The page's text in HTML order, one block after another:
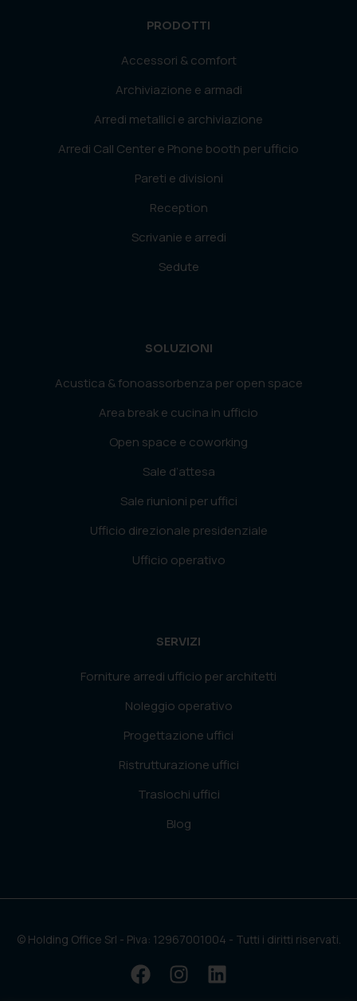
PRODOTTI
Accessori & comfort
Archiviazione e armadi
Arredi metallici e archiviazione
Arredi Call Center e Phone booth per ufficio
Pareti e divisioni
Reception
Scrivanie e arredi
Sedute
SOLUZIONI
Acustica & fonoassorbenza per open space
Area break e cucina in ufficio
Open space e coworking
Sale d’attesa
Sale riunioni per uffici
Ufficio direzionale presidenziale
Ufficio operativo
SERVIZI
Forniture arredi ufficio per architetti
Noleggio operativo
Progettazione uffici
Ristrutturazione uffici
Traslochi uffici
Blog
© Holding Office Srl - Piva: 12967001004 - Tutti i diritti riservati.